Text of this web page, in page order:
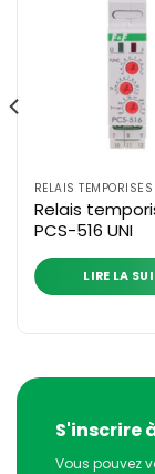
RELAIS TEMPORISÉS
Relais
PCS-516 UNI
LIRE LA
S'inscrire
Vous pouvez